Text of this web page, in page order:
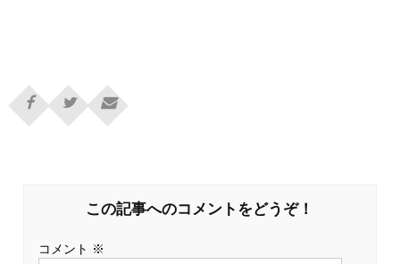
合わせも電話受付も止めてしまう。本来弊社は１００
万円でコンサルを行う会社ですが、遠方の方は格安で
ように見えていた格安ホームページが、希少でお得な
さらに打ち合わせに行かなくても良いし、電話を受け
この記事へのコメントをどうぞ！
コメント ※